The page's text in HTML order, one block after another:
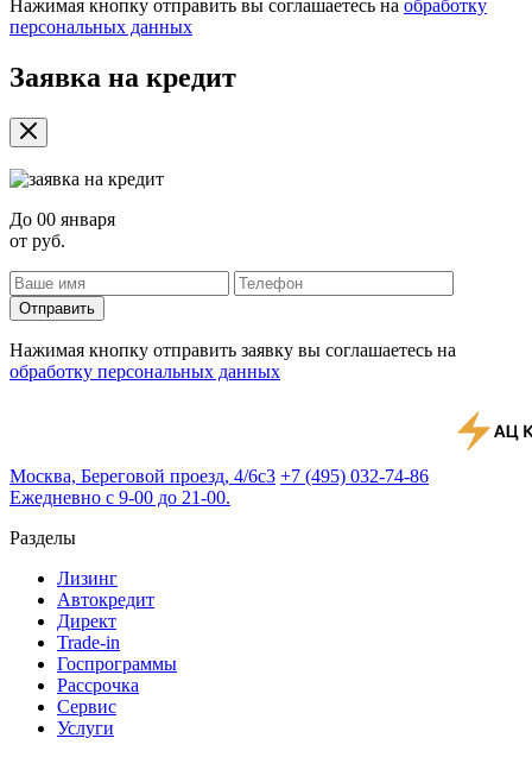
Нажимая кнопку отправить вы соглашаетесь на обработку
персональных данных
Заявка на кредит
До 00 января
от руб.
Отправить
Нажимая кнопку отправить заявку вы соглашаетесь на
обработку персональных данных
Москва, Береговой проезд, 4/6с3 +7 (495) 032-74-86
Ежедневно с 9-00 до 21-00.
Разделы
Лизинг
Автокредит
Директ
Trade-in
Госпрограммы
Рассрочка
Сервис
Услуги